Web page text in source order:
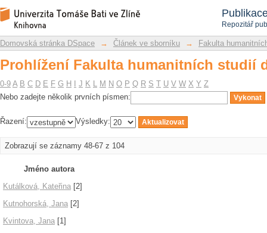
Repozitář
Prohlížení Fakulta humanitních studií
Repozitář DSpace/Manakin
Domovská stránka DSpace → Článek ve sborníku → Fakulta
Prohlížení Fakulta humanitních studií
0-9 A B C D E F G H J K L M N O P Q R S T U V W X Y Z
Nebo zadejte několik prvních písmen:
Řazení: Výsledky:
Zobrazují se záznamy 48-67 z 104
Jméno autora
Kutálková, Kateřina [2]
Kutnohorská, Jana [2]
Kvintova, Jana [1]